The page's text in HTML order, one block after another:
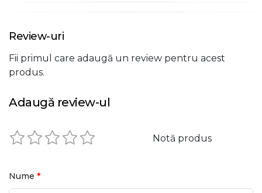
Review-uri
Fii primul care adaugă un review pentru acest
produs.
Adaugă review-ul
Notă produs
Nume *